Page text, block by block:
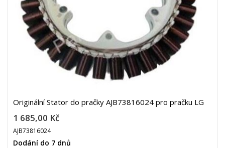
Originální Stator do pračky AJB73816024 pro pračku LG
1 685,00 Kč
AJB73816024
Dodání do 7 dnů